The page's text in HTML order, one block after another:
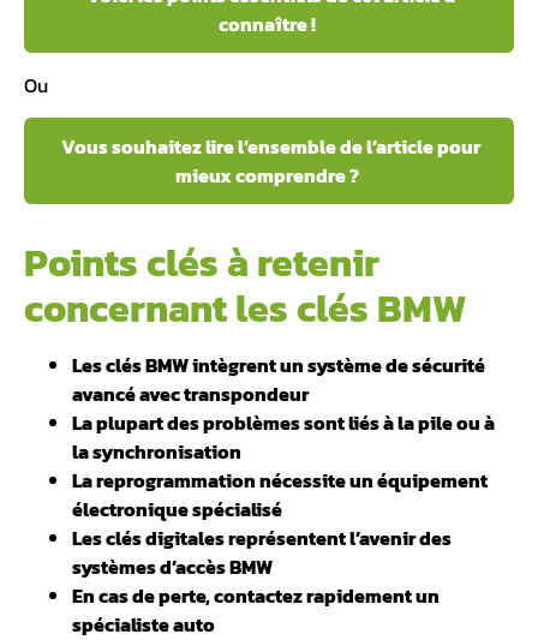
connaître !
Ou
Vous souhaitez lire l’ensemble de l’article pour
mieux comprendre ?
Points clés à retenir
concernant les clés BMW
Les clés BMW intègrent un système de sécurité
avancé avec transpondeur
La plupart des problèmes sont liés à la pile ou à
la synchronisation
La reprogrammation nécessite un équipement
électronique spécialisé
️Les clés digitales représentent l’avenir des
systèmes d’accès BMW
️En cas de perte, contactez rapidement un
spécialiste auto